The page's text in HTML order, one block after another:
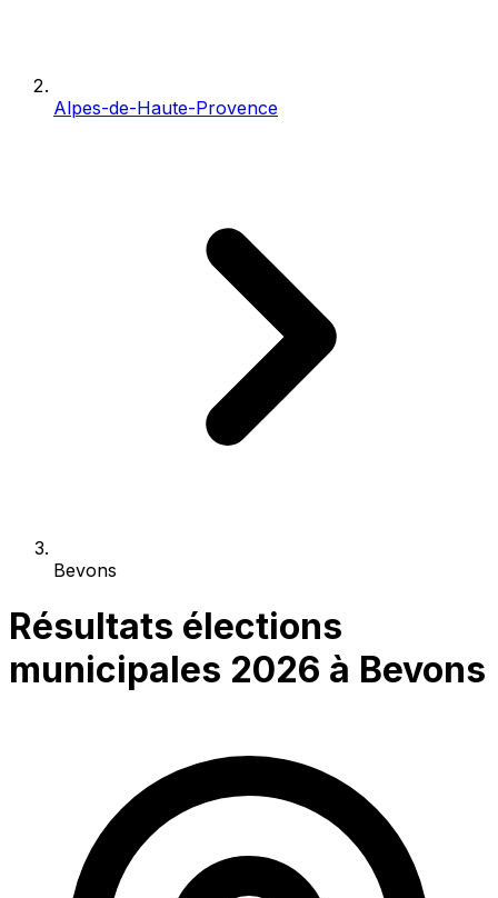
Alpes-de-Haute-Provence
Bevons
Résultats élections
municipales 2026 à Bevons